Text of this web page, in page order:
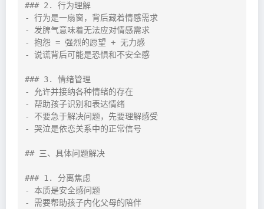
### 2. 行为理解
- 行为是一扇窗，背后藏着情感需求
- 发脾气意味着无法应对情感需求
- 抱怨 = 强烈的愿望 + 无力感
- 说谎背后可能是恐惧和不安全感
### 3. 情绪管理
- 允许并接纳各种情绪的存在
- 帮助孩子识别和表达情绪
- 不要急于解决问题，先要理解感受
- 哭泣是依恋关系中的正常信号
## 三、具体问题解决
### 1. 分离焦虑
- 本质是安全感问题
- 需要帮助孩子内化父母的陪伴